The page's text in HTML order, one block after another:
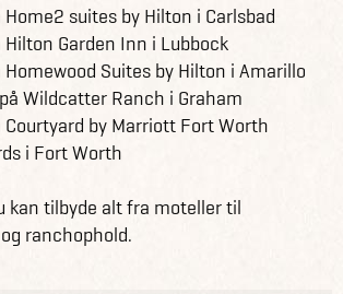
suites by Hilton i Carlsbad
Garden Inn i Lubbock
Suites by Hilton i Amarillo
Wildcatter Ranch i Graham
by Marriott Fort Worth
i Fort Worth
kan tilbyde alt fra moteller til
ranchophold.